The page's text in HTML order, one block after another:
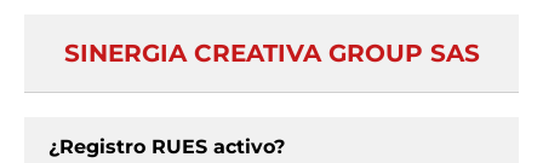
SINERGIA CREATIVA GROUP SAS
¿Registro RUES activo?